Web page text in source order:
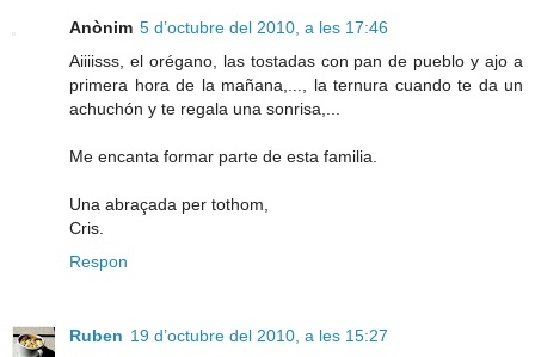
Anònim 5 d’octubre del 2010, a les 17:46
Aiiiisss, el orégano, las tostadas con pan de pueblo y ajo a
primera hora de la mañana,..., la ternura cuando te da un
achuchón y te regala una sonrisa,...
Me encanta formar parte de esta familia.
Una abraçada per tothom,
Cris.
Respon
Ruben 19 d’octubre del 2010, a les 15:27